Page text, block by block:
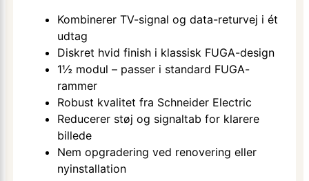
Kombinerer TV-signal og data-returvej i ét
udtag
Diskret hvid finish i klassisk FUGA-design
1½ modul – passer i standard FUGA-
rammer
Robust kvalitet fra Schneider Electric
Reducerer støj og signaltab for klarere
billede
Nem opgradering ved renovering eller
nyinstallation